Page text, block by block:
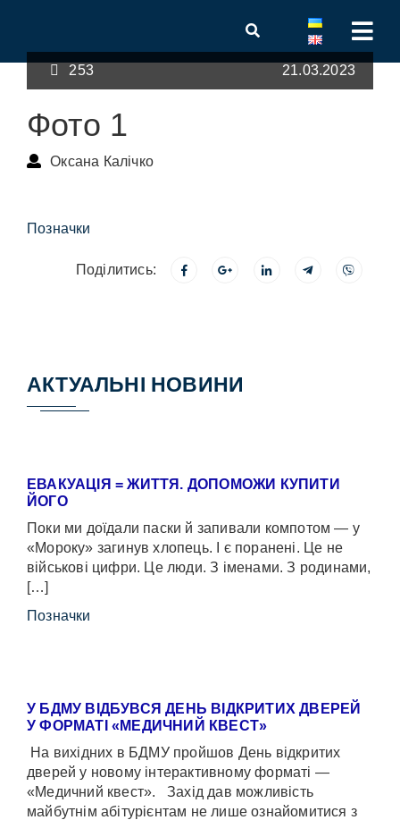
253 21.03.2023
Фото 1
Оксана Калічко
Позначки
Поділитись:
АКТУАЛЬНІ НОВИНИ
ЕВАКУАЦІЯ = ЖИТТЯ. ДОПОМОЖИ КУПИТИ
ЙОГО
Поки ми доїдали паски й запивали компотом — у
«Мороку» загинув хлопець. І є поранені. Це не
військові цифри. Це люди. З іменами. З родинами,
[…]
Позначки
У БДМУ ВІДБУВСЯ ДЕНЬ ВІДКРИТИХ ДВЕРЕЙ
У ФОРМАТІ «МЕДИЧНИЙ КВЕСТ»
На вихідних в БДМУ пройшов День відкритих
дверей у новому інтерактивному форматі —
«Медичний квест». Захід дав можливість
майбутнім абітурієнтам не лише ознайомитися з